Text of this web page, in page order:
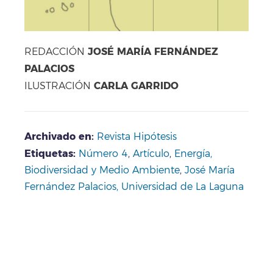
REDACCIÓN JOSÉ MARÍA FERNÁNDEZ
PALACIOS
ILUSTRACIÓN CARLA GARRIDO
Archivado en: Revista Hipótesis
Etiquetas: Número 4, Artículo, Energía,
Biodiversidad y Medio Ambiente, José María
Fernández Palacios, Universidad de La Laguna